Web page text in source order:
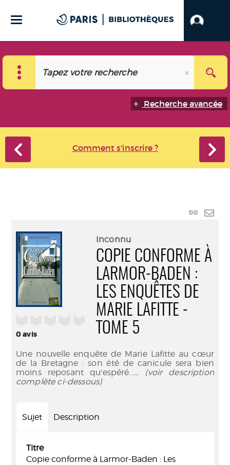
Recherche avancée
Comment s'inscrire ?
Lien
mail
0avis
Inconnu
COPIE CONFORME À
LARMOR-BADEN :
LES ENQUÊTES DE
MARIE LAFITTE -
TOME 5
Une nouvelle enquête de Marie Lafitte au cœur
de la Bretagne : son été de canicule sera bien
moins reposant qu'espéré...... (voir description
complète ci-dessous)
Sujet Description
Titre
Copie conforme à Larmor-Baden : Les